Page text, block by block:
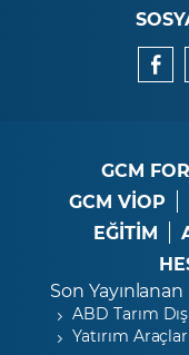
GCM
GCM VİOP
EĞİTİM
Son
ABD Tarım
Yatırım